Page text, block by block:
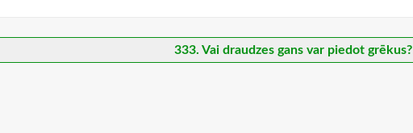
333. Vai draudzes gans var piedot grēkus?